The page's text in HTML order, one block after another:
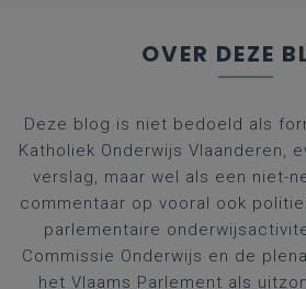
OVER DEZE
Deze blog is niet bedoeld als
Katholiek Onderwijs Vlaanderen,
verslag, maar wel als een niet-
commentaar op vooral ook
parlementaire
Commissie Onderwijs en de
het Vlaams Parlement als